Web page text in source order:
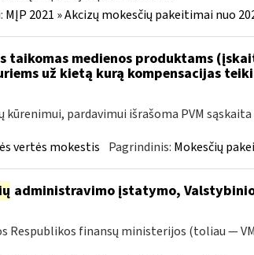
MĮP 2021 » Akcizų mokesčių pakeitimai nuo
taikomas medienos produktams
už kietą kurą kompensacijas
pardavimui išrašoma PVM
vertės mokestis Pagrindinis: Mokesčių
administravimo įstatymo,
Respublikos finansų ministerijos (toliau —